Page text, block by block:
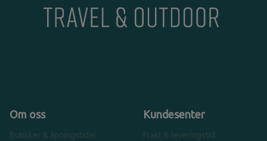
Om oss
Butikker & åpningstider
Kundesenter
Frakt & leveringstid